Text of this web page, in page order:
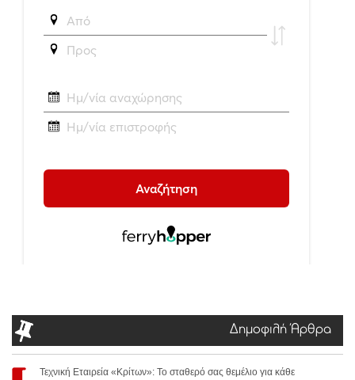
Δημοφιλή Άρθρα
Τεχνική Εταιρεία «Κρίτων»: Το σταθερό σας θεμέλιο για κάθε